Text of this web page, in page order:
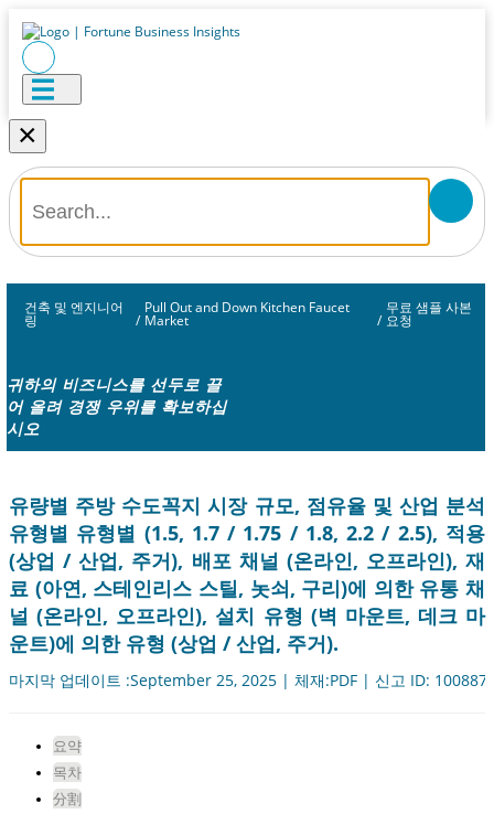
×
건축 및 엔지니어
링 /
Pull Out and Down Kitchen Faucet
Market /
무료 샘플 사본
요청
귀하의 비즈니스를 선두로 끌
어 올려 경쟁 우위를 확보하십
시오
유량별 주방 수도꼭지 시장 규모, 점유율 및 산업 분석
유형별 유형별 (1.5, 1.7 / 1.75 / 1.8, 2.2 / 2.5), 적용
(상업 / 산업, 주거), 배포 채널 (온라인, 오프라인), 재
료 (아연, 스테인리스 스틸, 놋쇠, 구리)에 의한 유통 채
널 (온라인, 오프라인), 설치 유형 (벽 마운트, 데크 마
운트)에 의한 유형 (상업 / 산업, 주거).
마지막 업데이트 :September 25, 2025 | 체재:PDF | 신고 ID: 100887
요약
목차
分割